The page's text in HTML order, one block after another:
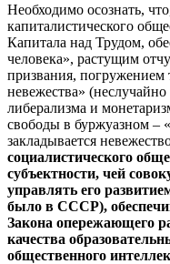
Необходимо осознать,
капиталистического
Капитала над Трудом,
человека», растущим
призвания, погружением
невежества»
либерализма и
свободы в буржуазном –
закладывается
социалистического
субъектности, чей
управлять его
было в СССР),
Закона опережающего
качества
общественного